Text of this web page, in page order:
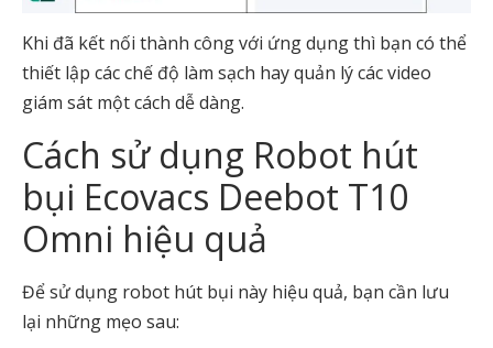
Khi đã kết nối thành công với ứng dụng thì bạn có thể
thiết lập các chế độ làm sạch hay quản lý các video
giám sát một cách dễ dàng.
Cách sử dụng Robot hút
bụi Ecovacs Deebot T10
Omni hiệu quả
Để sử dụng robot hút bụi này hiệu quả, bạn cần lưu
lại những mẹo sau: